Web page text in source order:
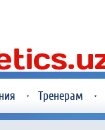
Тренерам